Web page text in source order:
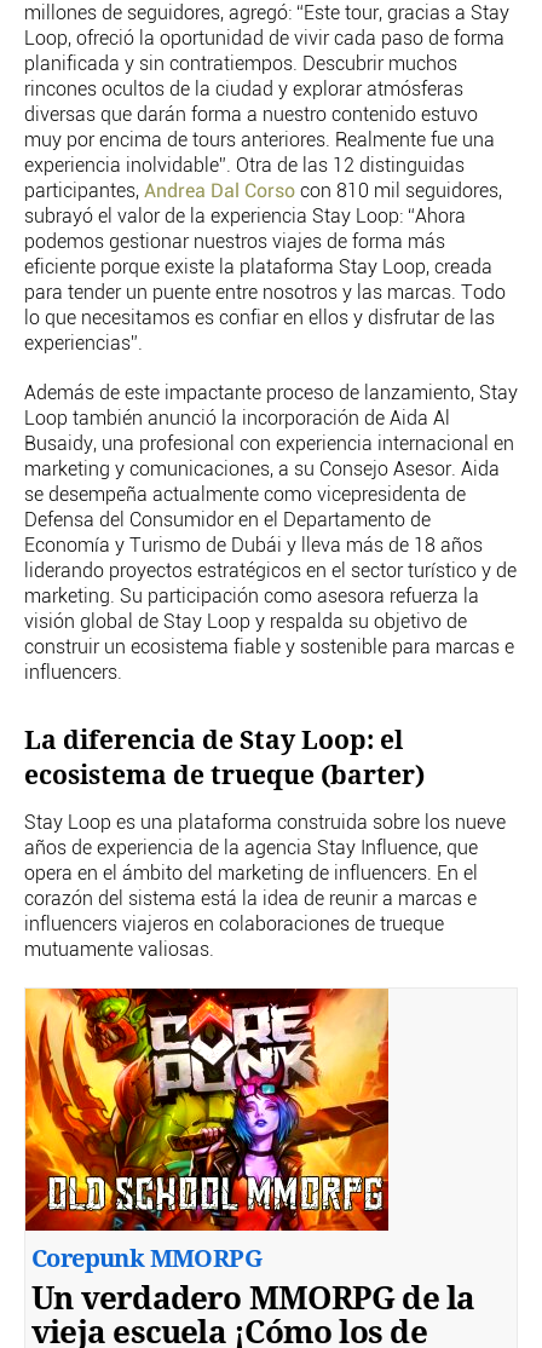
millones de seguidores, agregó: “Este tour, gracias a Stay
Loop, ofreció la oportunidad de vivir cada paso de forma
planificada y sin contratiempos. Descubrir muchos
rincones ocultos de la ciudad y explorar atmósferas
diversas que darán forma a nuestro contenido estuvo
muy por encima de tours anteriores. Realmente fue una
experiencia inolvidable”. Otra de las 12 distinguidas
participantes, Andrea Dal Corso con 810 mil seguidores,
subrayó el valor de la experiencia Stay Loop: “Ahora
podemos gestionar nuestros viajes de forma más
eficiente porque existe la plataforma Stay Loop, creada
para tender un puente entre nosotros y las marcas. Todo
lo que necesitamos es confiar en ellos y disfrutar de las
experiencias”.
Además de este impactante proceso de lanzamiento, Stay
Loop también anunció la incorporación de Aida Al
Busaidy, una profesional con experiencia internacional en
marketing y comunicaciones, a su Consejo Asesor. Aida
se desempeña actualmente como vicepresidenta de
Defensa del Consumidor en el Departamento de
Economía y Turismo de Dubái y lleva más de 18 años
liderando proyectos estratégicos en el sector turístico y de
marketing. Su participación como asesora refuerza la
visión global de Stay Loop y respalda su objetivo de
construir un ecosistema fiable y sostenible para marcas e
influencers.
La diferencia de Stay Loop: el
ecosistema de trueque (barter)
Stay Loop es una plataforma construida sobre los nueve
años de experiencia de la agencia Stay Influence, que
opera en el ámbito del marketing de influencers. En el
corazón del sistema está la idea de reunir a marcas e
influencers viajeros en colaboraciones de trueque
mutuamente valiosas.
Corepunk MMORPG
Un verdadero MMORPG de la
vieja escuela ¡Cómo los de